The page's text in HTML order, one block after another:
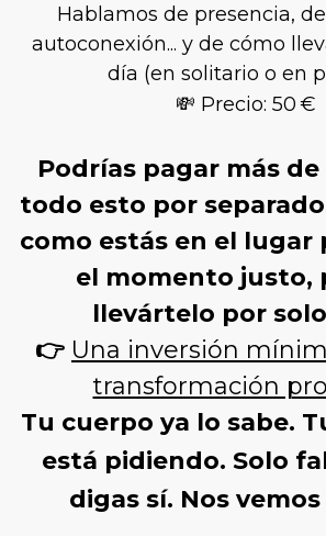
Hablamos de presencia,
autoconexión... y de cómo
día (en solitario o en
💸 Precio: 50 €
Podrías pagar más de
todo esto por
como estás en el lugar
el momento justo,
llevártelo por
👉 Una inversión
transformación
Tu cuerpo ya lo sabe.
está pidiendo. Solo
digas sí. Nos